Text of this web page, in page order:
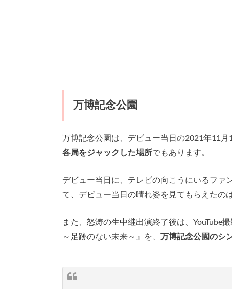
万博記念公園
万博記念公園は、デビュー当日の2021年11
各局をジャックした場所でもあります。
デビュー当日に、テレビの向こうにいるファ
て、デビュー当日の晴れ姿を見てもらえたの
また、怒涛の生中継出演終了後は、YouTube
～足跡のない未来～』を、 万博記念公園のシ